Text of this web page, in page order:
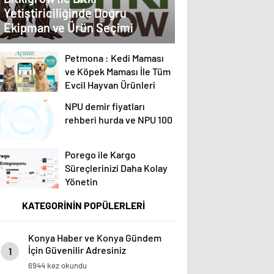
Yetiştiriciliğinde Doğru
Ekipman ve Ürün Seçimi
Petmona : Kedi Maması
ve Köpek Maması İle Tüm
Evcil Hayvan Ürünleri
NPU demir fiyatları
rehberi hurda ve NPU 100
Porego ile Kargo
Süreçlerinizi Daha Kolay
Yönetin
KATEGORİNİN POPÜLERLERİ
1
Konya Haber ve Konya Gündem
İçin Güvenilir Adresiniz
6944 kez okundu